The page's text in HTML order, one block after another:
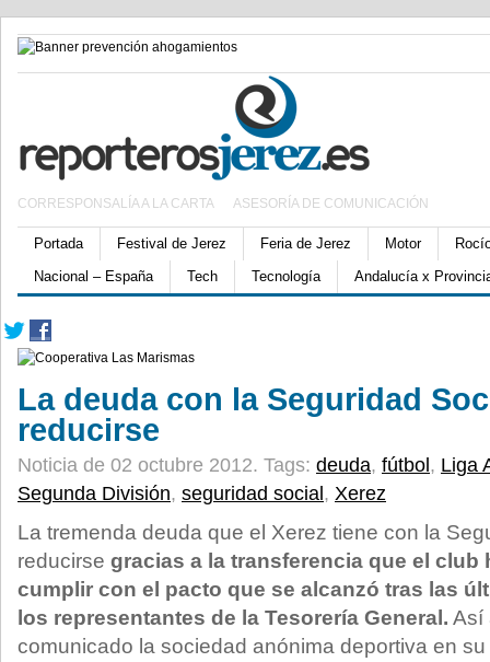
CORRESPONSALÍA A LA CARTA ASESORÍA DE COMUNICACIÓN
Portada Festival de Jerez Feria de Jerez Motor
Nacional – España
Tech Tecnología Andalucía x
La deuda con la Seguridad
reducirse
Noticia de 02 octubre 2012. Tags: deuda, fútbol , Liga
Segunda División, seguridad social , Xerez
La tremenda deuda que el Xerez tiene con la
reducirse gracias a la transferencia que el club
cumplir con el pacto que se alcanzó tras las
los representantes de la Tesorería General. Así
comunicado la sociedad anónima deportiva en su